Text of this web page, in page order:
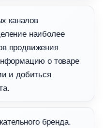
канало
наиболее
продвижения
о товаре
и добиться
бренда.